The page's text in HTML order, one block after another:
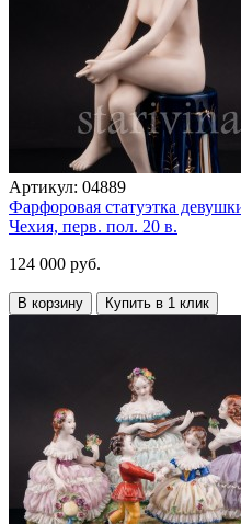
Артикул: 04889
Фарфоровая статуэтка
Чехия, перв. пол. 20 в.
124 000 руб.
В корзину Купить в 1 клик